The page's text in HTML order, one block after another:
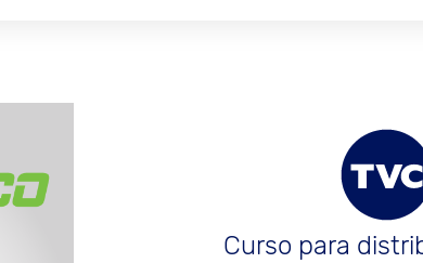
Curso para